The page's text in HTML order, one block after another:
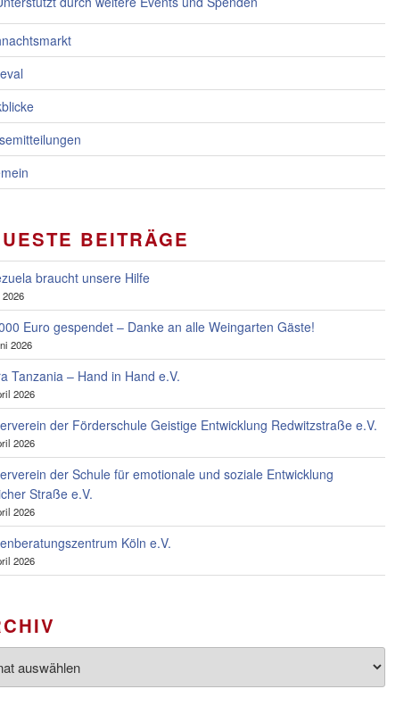
BEITRÄGE
braucht unsere Hilfe
Euro gespendet – Danke an alle Weingarten Gäste!
2026
Tanzania – Hand in Hand e.V.
2026
der Förderschule Geistige Entwicklung Redwitzstraße e.V.
2026
der Schule für emotionale und soziale Entwicklung
Straße e.V.
2026
Köln e.V.
2026